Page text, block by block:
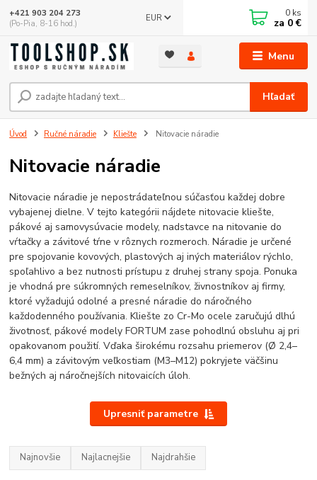
Menu
EUR
Hľadať
+421 903 204 273
(Po-Pia, 8-16 hod.)
0 ks
za 0 €
Úvod Ručné náradie Kliešte Nitovacie náradie
Nitovacie náradie
Nitovacie náradie je nepostrádateľnou súčasťou každej dobre
vybajenej dielne. V tejto kategórii nájdete nitovacie kliešte,
pákové aj samovysúvacie modely, nadstavce na nitovanie do
vŕtačky a závitové tŕne v rôznych rozmeroch. Náradie je určené
pre spojovanie kovových, plastových aj iných materiálov rýchlo,
spoľahlivo a bez nutnosti prístupu z druhej strany spoja. Ponuka
je vhodná pre súkromných remeselníkov, živnostníkov aj firmy,
ktoré vyžadujú odolné a presné náradie do náročného
každodenného používania. Kliešte zo Cr-Mo ocele zaručujú dlhú
životnosť, pákové modely FORTUM zase pohodlnú obsluhu aj pri
opakovanom použití. Vďaka širokému rozsahu priemerov (Ø 2,4–
6,4 mm) a závitovým veľkostiam (M3–M12) pokryjete väčšinu
bežných aj náročnejších nitovaicích úloh.
Upresniť parametre
Najnovšie Najlacnejšie Najdrahšie